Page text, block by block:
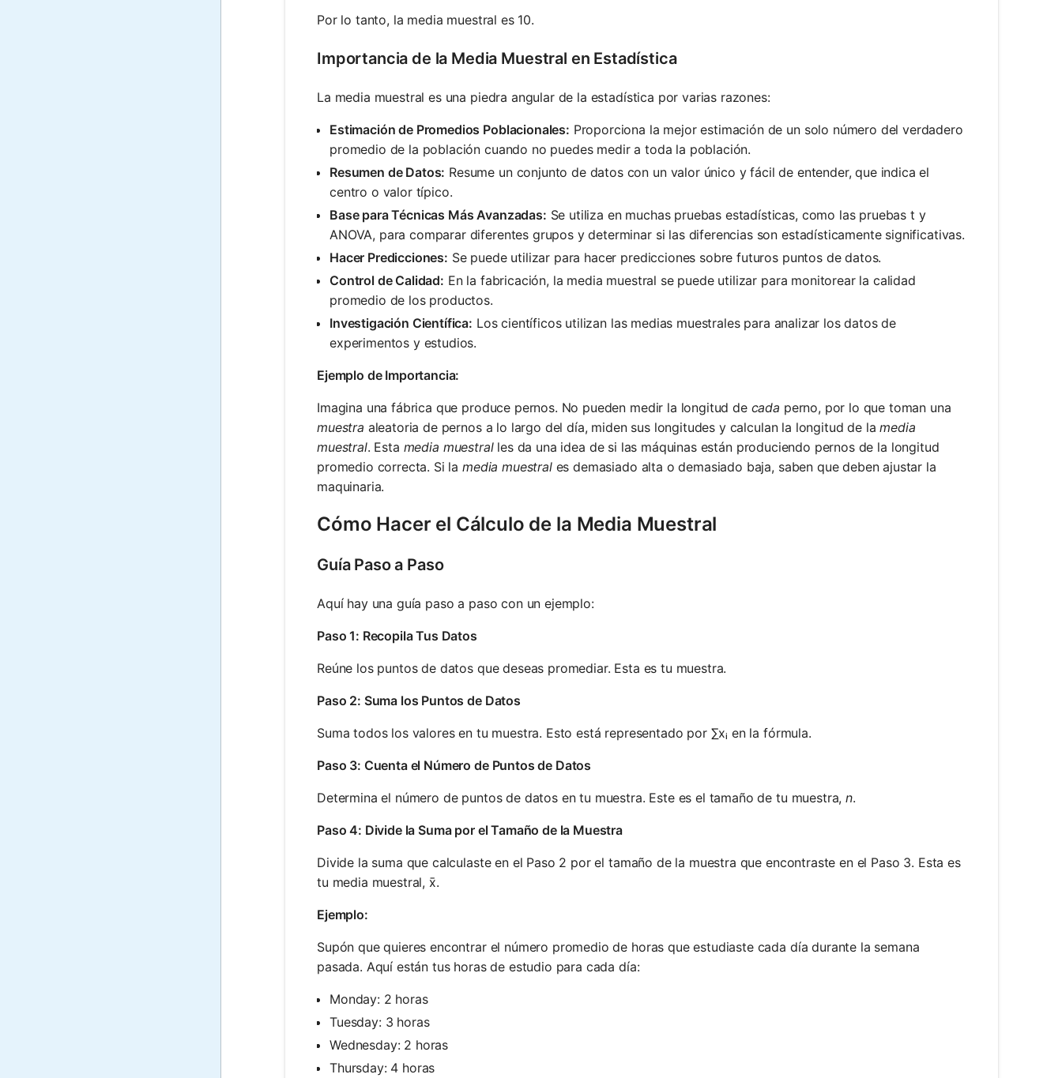
Por lo tanto, la media muestral es 10.
Importancia de la Media Muestral en Estadística
La media muestral es una piedra angular de la estadística por varias razones:
Estimación de Promedios Poblacionales: Proporciona la mejor estimación de un solo número del verdadero
promedio de la población cuando no puedes medir a toda la población.
Resumen de Datos: Resume un conjunto de datos con un valor único y fácil de entender, que indica el
centro o valor típico.
Base para Técnicas Más Avanzadas: Se utiliza en muchas pruebas estadísticas, como las pruebas t y
ANOVA, para comparar diferentes grupos y determinar si las diferencias son estadísticamente significativas.
Hacer Predicciones: Se puede utilizar para hacer predicciones sobre futuros puntos de datos.
Control de Calidad: En la fabricación, la media muestral se puede utilizar para monitorear la calidad
promedio de los productos.
Investigación Científica: Los científicos utilizan las medias muestrales para analizar los datos de
experimentos y estudios.
Ejemplo de Importancia:
Imagina una fábrica que produce pernos. No pueden medir la longitud de cada perno, por lo que toman una
muestra aleatoria de pernos a lo largo del día, miden sus longitudes y calculan la longitud de lamedia
muestral. Esta media muestralles da una idea de si las máquinas están produciendo pernos de la longitud
promedio correcta. Si la media muestrales demasiado alta o demasiado baja, saben que deben ajustar la
maquinaria.
Cómo Hacer el Cálculo de la Media Muestral
Guía Paso a Paso
Aquí hay una guía paso a paso con un ejemplo:
Paso 1: Recopila Tus Datos
Reúne los puntos de datos que deseas promediar. Esta es tu muestra.
Paso 2: Suma los Puntos de Datos
Suma todos los valores en tu muestra. Esto está representado por ∑xᵢ en la fórmula.
Paso 3: Cuenta el Número de Puntos de Datos
Determina el número de puntos de datos en tu muestra. Este es el tamaño de tu muestra,n.
Paso 4: Divide la Suma por el Tamaño de la Muestra
Divide la suma que calculaste en el Paso 2 por el tamaño de la muestra que encontraste en el Paso 3. Esta es
tu media muestral, x̄.
Ejemplo:
Supón que quieres encontrar el número promedio de horas que estudiaste cada día durante la semana
pasada. Aquí están tus horas de estudio para cada día:
Monday: 2 horas
Tuesday: 3 horas
Wednesday: 2 horas
Thursday: 4 horas